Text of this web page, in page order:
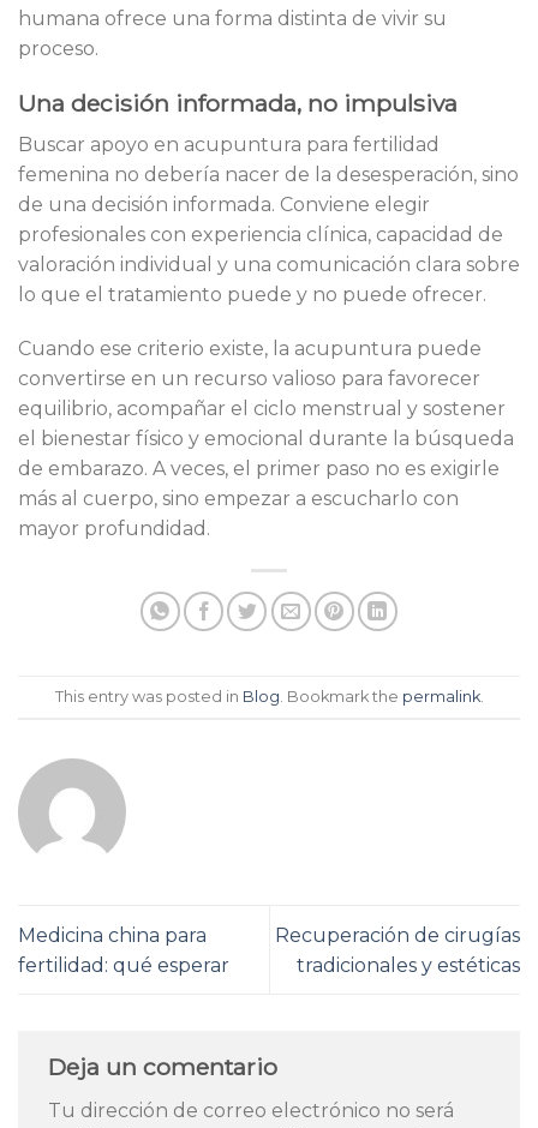
humana ofrece una forma distinta de vivir su
proceso.
Una decisión informada, no impulsiva
Buscar apoyo en acupuntura para fertilidad
femenina no debería nacer de la desesperación, sino
de una decisión informada. Conviene elegir
profesionales con experiencia clínica, capacidad de
valoración individual y una comunicación clara sobre
lo que el tratamiento puede y no puede ofrecer.
Cuando ese criterio existe, la acupuntura puede
convertirse en un recurso valioso para favorecer
equilibrio, acompañar el ciclo menstrual y sostener
el bienestar físico y emocional durante la búsqueda
de embarazo. A veces, el primer paso no es exigirle
más al cuerpo, sino empezar a escucharlo con
mayor profundidad.
This entry was posted in Blog . Bookmark the permalink.
Medicina china para
fertilidad: qué esperar
Recuperación de cirugías
tradicionales y estéticas
Deja un comentario
Tu dirección de correo electrónico no será